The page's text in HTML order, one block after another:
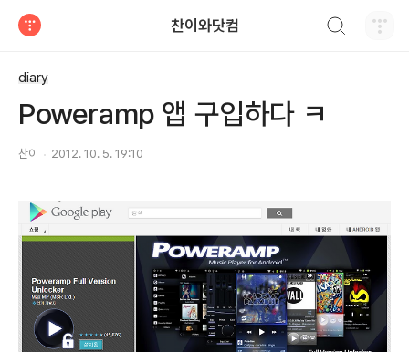
찬이와닷컴
diary
Poweramp 앱 구입하다 ㅋ
찬이 2012. 10. 5. 19:10